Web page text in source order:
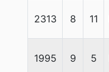
2313 8 11
1995 9 5